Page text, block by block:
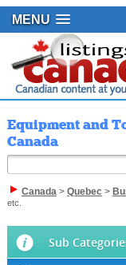
MENU
Equipment and
Canada
Canada> Quebec>
etc.
Sub